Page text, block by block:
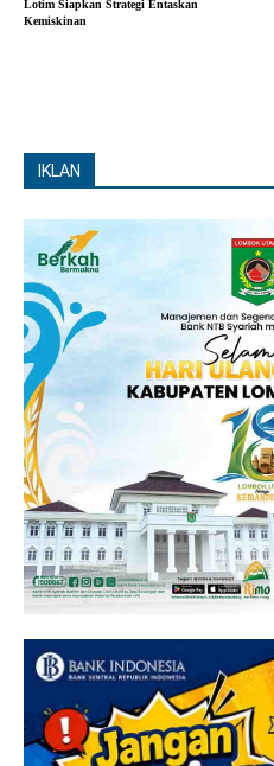
Lotim Siapkan Strategi Entaskan
Kemiskinan
IKLAN